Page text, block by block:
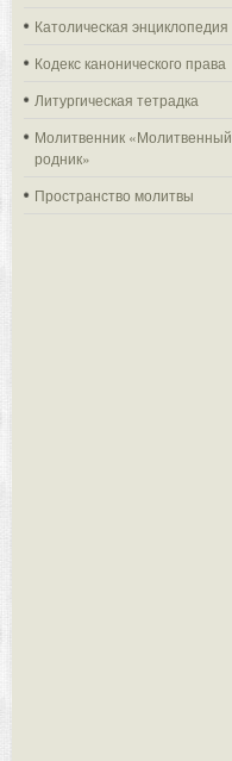
Католическая энциклопедия
Кодекс канонического права
Литургическая тетрадка
Молитвенник «Молитвенный
родник»
Пространство молитвы